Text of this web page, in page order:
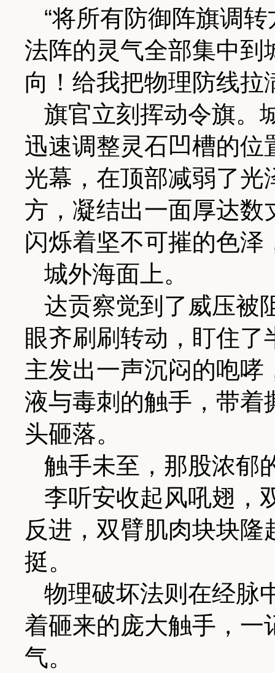
“将所有防御阵旗调
法阵的灵气全部集中到
向！给我把物理防线拉
旗官立刻挥动令旗。
迅速调整灵石凹槽的位
光幕，在顶部减弱了光
方，凝结出一面厚达数
闪烁着坚不可摧的色
城外海面上。
达贡察觉到了威压被
眼齐刷刷转动，盯住
主发出一声沉闷的咆
液与毒刺的触手，带着
头砸落。
触手未至，那股浓郁
李听安收起风吼翅，
反进，双臂肌肉块块
挺。
物理破坏法则在经脉
着砸来的庞大触手，一
气。